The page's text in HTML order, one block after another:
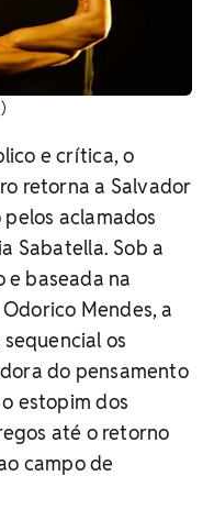
e crítica, o
retorna a Salvador
aclamados
Sabatella. Sob a
e baseada na
Mendes, a
os
do pensamento
estopim dos
até o retorno
campo de